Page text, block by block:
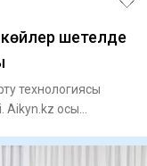
шетелде
технологиясы
Aikyn.kz осы